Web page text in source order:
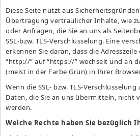
Diese Seite nutzt aus
Übertragung vertraulicher Inhalte, wie
oder Anfragen, die Sie an uns als
SSL-bzw. TLS-Verschlüsselung. Eine
erkennen Sie daran, dass die Adresszeile
“http://” auf “https://” wechselt und an
(meist in der Farbe Grün) in Ihrer
Wenn die SSL- bzw. TLS-
Daten, die Sie an uns übermitteln, nicht
werden.
Welche Rechte haben Sie bezüglich